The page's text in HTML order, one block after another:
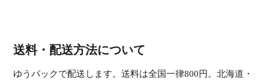
送料・配送方法について
ゆうパックで配送します。送料は全国一律800円。北海道・